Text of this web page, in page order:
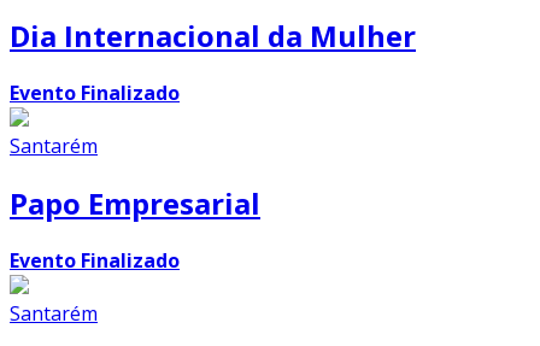
Dia Internacional da Mulher
Evento Finalizado
Santarém
Papo Empresarial
Evento Finalizado
Santarém